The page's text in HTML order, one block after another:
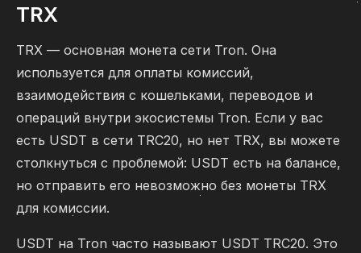
TRX
TRX — основная монета сети Tron. Она
используется для оплаты комиссий,
взаимодействия с кошельками, переводов и
операций внутри экосистемы Tron. Если у вас
есть USDT в сети TRC20, но нет TRX, вы можете
столкнуться с проблемой: USDT есть на балансе,
но отправить его невозможно без монеты TRX
для комиссии.
USDT на Tron часто называют USDT TRC20. Это